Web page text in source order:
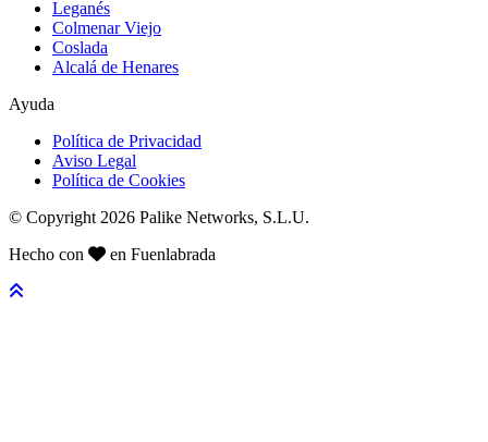
Leganés
Colmenar Viejo
Coslada
Alcalá de Henares
Ayuda
Política de Privacidad
Aviso Legal
Política de Cookies
© Copyright 2026 Palike Networks, S.L.U.
Hecho con
en Fuenlabrada